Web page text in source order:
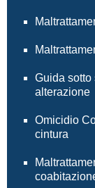
Guida sotto
alterazione
Omicidio
cintura